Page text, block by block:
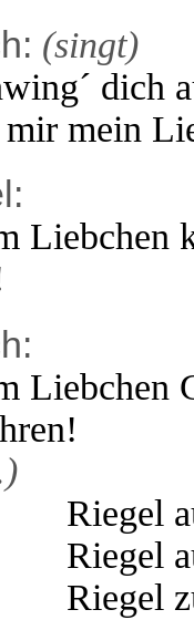
(singt)
dich
mir mein
Liebchen
Liebchen
auf!
auf!
zu!